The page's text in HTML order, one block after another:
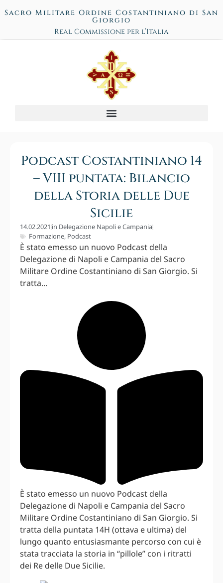
Sacro Militare Ordine Costantiniano di San
Giorgio
Real Commissione per l’Italia
Podcast Costantiniano 14
– VIII puntata: Bilancio
della Storia delle Due
Sicilie
14.02.2021 in Delegazione Napoli e Campania
Formazione, Podcast
È stato emesso un nuovo Podcast della
Delegazione di Napoli e Campania del Sacro
Militare Ordine Costantiniano di San Giorgio. Si
tratta...
È stato emesso un nuovo Podcast della
Delegazione di Napoli e Campania del Sacro
Militare Ordine Costantiniano di San Giorgio. Si
tratta della puntata 14H (ottava e ultima) del
lungo quanto entusiasmante percorso con cui è
stata tracciata la storia in “pillole” con i ritratti
dei Re delle Due Sicilie.